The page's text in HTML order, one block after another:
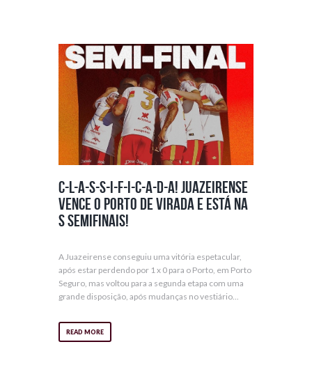
C-l-a-s-s-i-f-i-c-a-d-a! Juazeirense
vence o Porto de virada e está na
s semifinais!
A Juazeirense conseguiu uma vitória espetacular,
após estar perdendo por 1 x 0 para o Porto, em Porto
Seguro, mas voltou para a segunda etapa com uma
grande disposição, após mudanças no vestiário...
READ MORE